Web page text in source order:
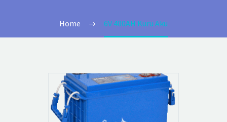
Home 6V 400AH Kuru Akü